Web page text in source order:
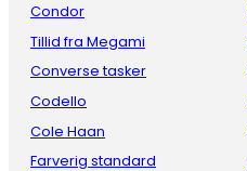
Condor
Tillid fra Megami
Converse tasker
Codello
Cole Haan
Farverig standard